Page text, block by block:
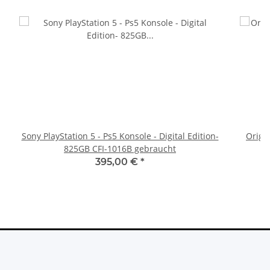
Sony PlayStation 5 - Ps5 Konsole - Digital Edition-
825GB CFI-1016B gebraucht
395,00 € *